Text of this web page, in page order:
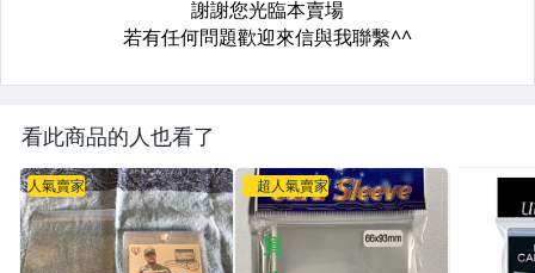
看此商品的人也看了
人氣賣家 超人氣賣家